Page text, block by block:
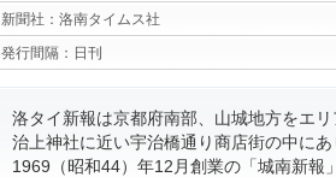
新聞社： 洛南タイムス社
発行間隔： 日刊
洛タイ新報は京都府南部、山城地方をエ
治上神社に近い宇治橋通り商店街の中に
1969（昭和44）年12月創業の「城南新報